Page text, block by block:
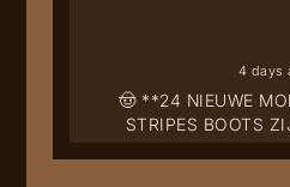
🤠 **24 NIEUWE
STRIPES BOOTS
4 days